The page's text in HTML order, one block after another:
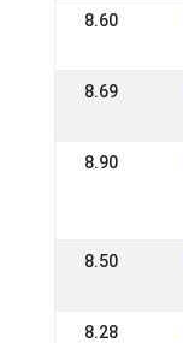
8.60
8.69
8.90
8.50
8.28